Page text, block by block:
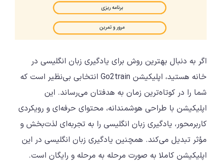
اگر به دنبال بهترین روش برای یادگیری زبان انگلیسی در
خانه هستید، اپلیکیشن Go2train انتخابی بی‌نظیر است که
شما را در کوتاه‌ترین زمان به هدفتان می‌رساند. این
اپلیکیشن با طراحی هوشمندانه، محتوای حرفه‌ای و رویکردی
کاربرمحور، یادگیری زبان انگلیسی را به تجربه‌ای لذت‌بخش و
مؤثر تبدیل می‌کند. همچنین یادگیری زبان انگلیسی در این
اپلیکیشن کاملا به صورت مرحله به مرحله و رایگان است.